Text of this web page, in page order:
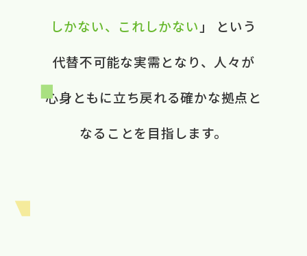
しかない、​これしかない 」 と​いう​
代替不可能な​実需と​なり、​ 人々が​
心身ともに​立ち戻れる​ 確かな​拠点と​
なる​ことを​目指します。​